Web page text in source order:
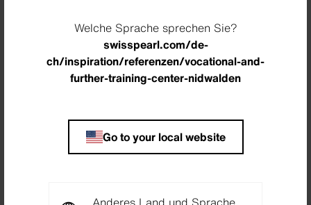
Welche Sprache sprechen Sie?
swisspearl.com/de-
ch/inspiration/referenzen/vocational-and-
further-training-center-nidwalden
Go to your local website
Kanton Nidwalden - Hochbauamt, Stans, Schweiz
Partner
Rohrer + Gabriel GmbH, Stans, Schweiz, Biber &